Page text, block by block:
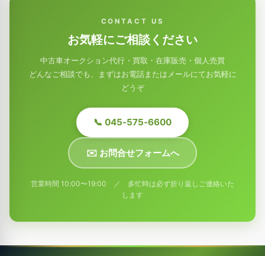
CONTACT US
お気軽にご相談ください
中古車オークション代行・買取・在庫販売・個人売買
どんなご相談でも、まずはお電話またはメールにてお気軽に
どうぞ
📞 045-575-6600
✉️ お問合せフォームへ
営業時間 10:00〜19:00 ／ 多忙時は必ず折り返しご連絡いた
します